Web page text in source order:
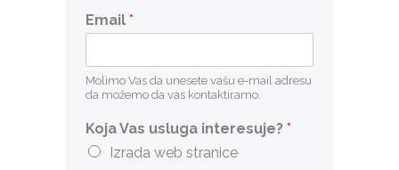
Email *
Molimo Vas da unesete vašu e-mail adresu
da možemo da vas kontaktiramo.
Koja Vas usluga interesuje? *
Izrada web stranice